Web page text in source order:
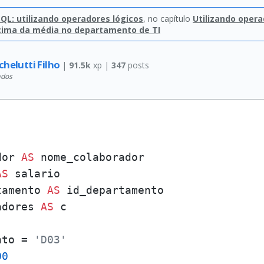
utilizando operadores lógicos, no capítulo Utilizando
da média no departamento de TI
Filho | 91.5k xp | 347posts
AS nome_colaborador
salario
AS
AS
=
'D03'